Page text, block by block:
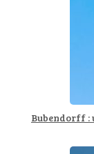
Bubendorff :